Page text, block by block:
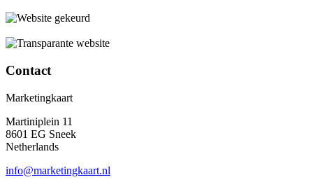
Contact
Marketingkaart
Martiniplein 11
8601 EG Sneek
Netherlands
info@marketingkaart.nl